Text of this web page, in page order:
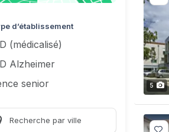
d’établissement
(médicalisé)
Alzheimer
senior
Recherche par ville
5